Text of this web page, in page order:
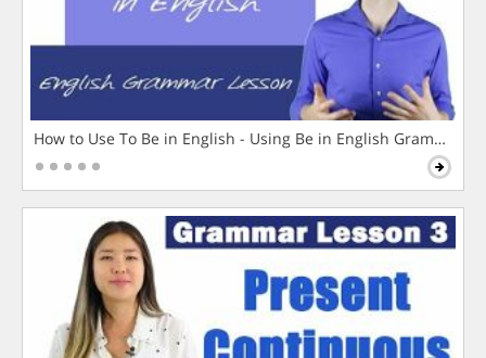
How to Use To Be in English - Using Be in English Grammar